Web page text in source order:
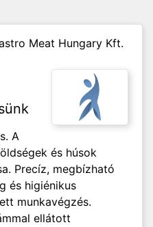
Meat Hungary Kft.
A
és húsok
Precíz, megbízható
és higiénikus
munkavégzés.
ellátott